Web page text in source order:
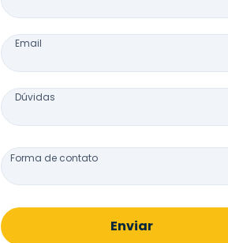
Email
Dúvidas
Forma de contato
Enviar